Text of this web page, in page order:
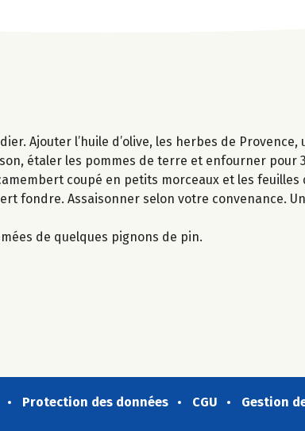
Ajouter l’huile d’olive, les herbes de Provence,
étaler les pommes de terre et enfourner pour
coupé en petits morceaux et les feuilles
fondre. Assaisonner selon votre convenance.
de quelques pignons de pin.
Protection des données CGU Gestion